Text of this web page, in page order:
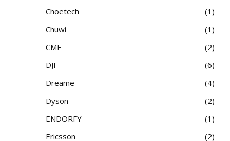
Choetech
1
Chuwi
1
CMF
2
DJI
6
Dreame
4
Dyson
2
ENDORFY
1
Ericsson
2